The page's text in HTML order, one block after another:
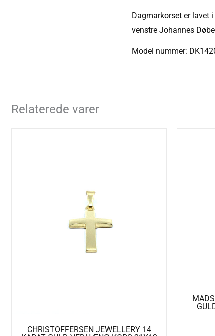
Dagmarkorset er lavet
venstre Johannes
Model nummer:
Relaterede varer
CHRISTOFFERSEN JEWELLERY 14